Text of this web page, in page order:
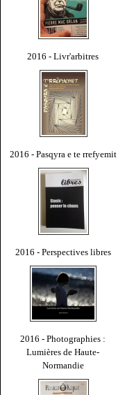
2016 - Livr'arbitres
2016 - Pasqyra e te rrefyemit
2016 - Perspectives libres
2016 - Photographies :
Lumières de Haute-
Normandie